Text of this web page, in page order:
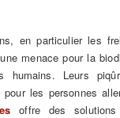
en particulier les
menace pour la
humains. Leurs
pour les personnes
offre des solutions